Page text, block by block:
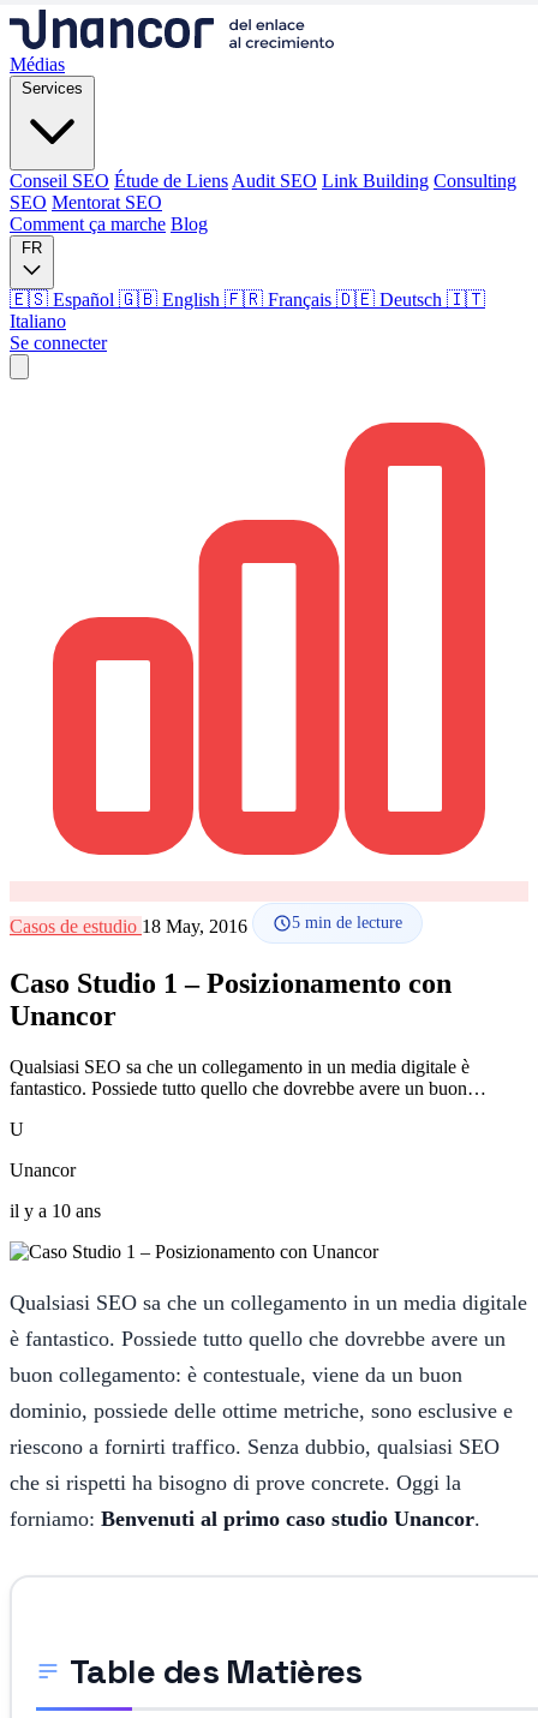
Médias
Services
Conseil SEO Étude de Liens Audit SEO Link Building Consulting
SEO Mentorat SEO
Comment ça marche Blog
FR
🇪🇸 Español 🇬🇧 English 🇫🇷 Français 🇩🇪 Deutsch 🇮🇹
Italiano
Se connecter
Blog
🇪🇸 ES
🇫🇷 FR
Casos de estudio 18 May, 2016 5 min de lecture
Caso Studio 1 – Posizionamento con
Unancor
Qualsiasi SEO sa che un collegamento in un media digitale è
fantastico. Possiede tutto quello che dovrebbe avere un buon…
U
Unancor
il y a 10 ans
Qualsiasi SEO sa che un collegamento in un media digitale
è fantastico. Possiede tutto quello che dovrebbe avere un
buon collegamento: è contestuale, viene da un buon
dominio, possiede delle ottime metriche, sono esclusive e
riescono a fornirti traffico. Senza dubbio, qualsiasi SEO
che si rispetti ha bisogno di prove concrete. Oggi la
forniamo: Benvenuti al primo caso studio Unancor.
Table des Matières